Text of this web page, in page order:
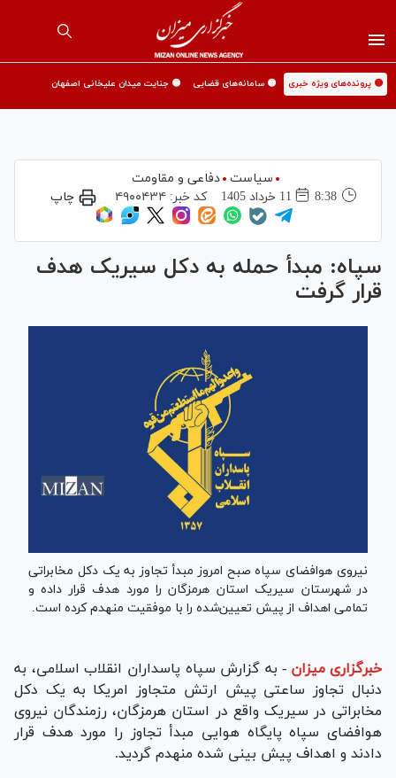
🟡 پرونده‌های ویژه خبری 🟡 سامانه‌های قضایی 🟡 جنایت میدان علیخانی اصفهان
سیاست
دفاعی و مقاومت
8:38
11 خرداد 1405 کد خبر: ۴۹۰۰۴۳۴ چاپ
سپاه: مبدأ حمله به دکل سیریک هدف
قرار گرفت
نیروی هوافضای سپاه صبح امروز مبدأ تجاوز به یک دکل مخابراتی
در شهرستان سیریک استان هرمزگان را مورد هدف قرار داده و
تمامی اهداف از پیش تعیین‌شده را با موفقیت منهدم کرده است.
خبرگزاری میزان - به گزارش سپاه پاسداران انقلاب اسلامی، به
دنبال تجاوز ساعتی پیش ارتش متجاوز امریکا به یک دکل
مخابراتی در سیریک واقع در استان هرمزگان، رزمندگان نیروی
هوافضای سپاه پایگاه هوایی مبدأ تجاوز را مورد هدف قرار
دادند و اهداف پیش بینی شده منهدم گردید.